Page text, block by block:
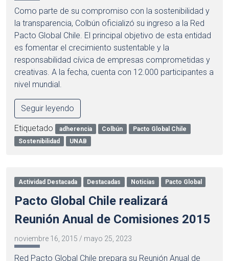
Como parte de su compromiso con la sostenibilidad y
la transparencia, Colbún oficializó su ingreso a la Red
Pacto Global Chile. El principal objetivo de esta entidad
es fomentar el crecimiento sustentable y la
responsabilidad cívica de empresas comprometidas y
creativas. A la fecha, cuenta con 12.000 participantes a
nivel mundial.
Seguir leyendo
Etiquetado adherencia Colbún
Pacto Global Chile
Sostenibilidad
UNAB
Actividad Destacada Destacadas Noticias Pacto Global
Pacto Global Chile realizará
Reunión Anual de Comisiones 2015
noviembre 16, 2015 / mayo 25, 2023
Red Pacto Global Chile prepara su Reunión Anual de